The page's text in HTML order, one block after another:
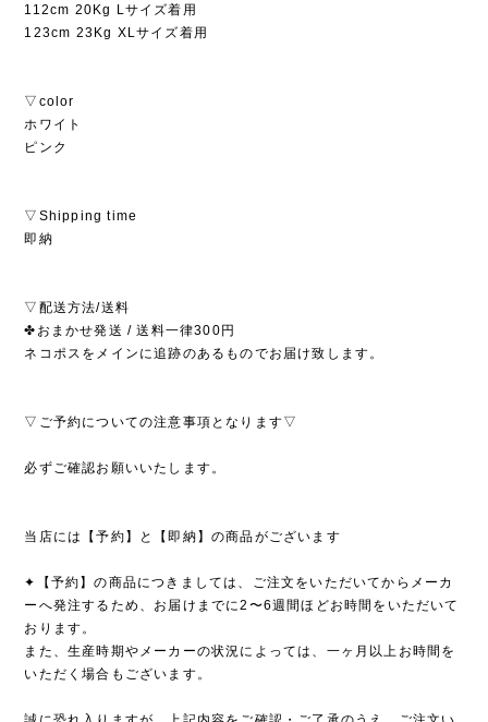
112cm 20Kg Lサイズ着用
123cm 23Kg XLサイズ着用
▽color
ホワイト
ピンク
▽Shipping time
即納
▽配送方法/送料
✤おまかせ発送 / 送料一律300円
ネコポスをメインに追跡のあるものでお届け致します。
▽ご予約についての注意事項となります▽
必ずご確認お願いいたします。
当店には【予約】と【即納】の商品がございます
✦【予約】の商品につきましては、ご注文をいただいてからメーカ
ーへ発注するため、お届けまでに2〜6週間ほどお時間をいただいて
おります。
また、生産時期やメーカーの状況によっては、一ヶ月以上お時間を
いただく場合もございます。